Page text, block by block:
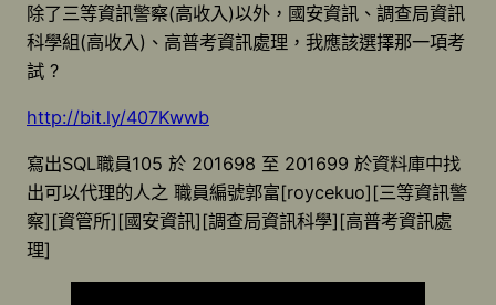
除了三等資訊警察(高收入)以外，國安資訊、調查局資訊
科學組(高收入)、高普考資訊處理，我應該選擇那一項考
試 ?
http://bit.ly/407Kwwb
寫出SQL職員105 於 201698 至 201699 於資料庫中找
出可以代理的人之 職員編號郭富[roycekuo][三等資訊警
察][資管所][國安資訊][調查局資訊科學][高普考資訊處
理]